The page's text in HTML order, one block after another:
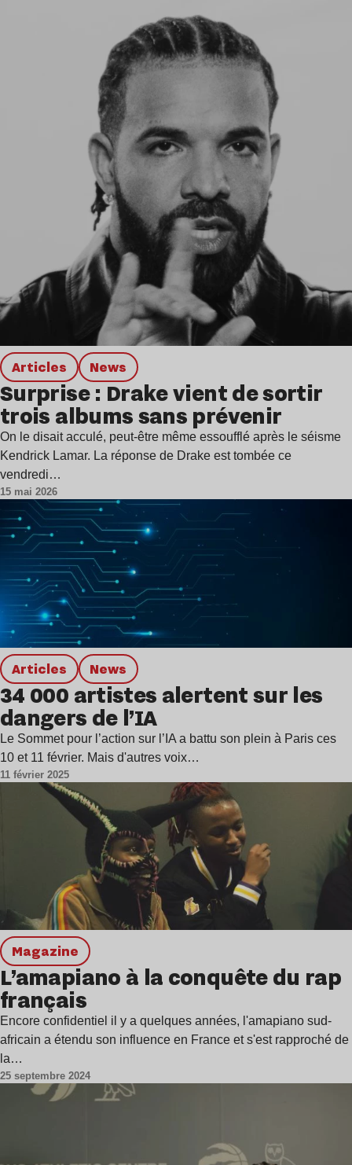
Articles news
Surprise : Drake vient de sortir
trois albums sans prévenir
On le disait acculé, peut-être même essoufflé après le séisme
Kendrick Lamar. La réponse de Drake est tombée ce
vendredi…
15 mai 2026
Articles news
34 000 artistes alertent sur les
dangers de l’IA
Le Sommet pour l’action sur l’IA a battu son plein à Paris ces
10 et 11 février. Mais d'autres voix…
11 février 2025
magazine
L’amapiano à la conquête du rap
français
Encore confidentiel il y a quelques années, l'amapiano sud-
africain a étendu son influence en France et s'est rapproché de
la…
25 septembre 2024